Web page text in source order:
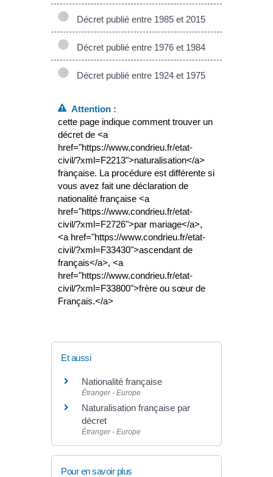
Décret publié entre 1985 et 2015
Décret publié entre 1976 et 1984
Décret publié entre 1924 et 1975
Attention :
cette page indique comment trouver un
décret de <a
href="https://www.condrieu.fr/etat-
civil/?xml=F2213">naturalisation</a>
française. La procédure est différente si
vous avez fait une déclaration de
nationalité française <a
href="https://www.condrieu.fr/etat-
civil/?xml=F2726">par mariage</a>,
<a href="https://www.condrieu.fr/etat-
civil/?xml=F33430">ascendant de
français</a>, <a
href="https://www.condrieu.fr/etat-
civil/?xml=F33800">frère ou sœur de
Français.</a>
Et aussi
Nationalité française
Étranger - Europe
Naturalisation française par
décret
Étranger - Europe
Pour en savoir plus